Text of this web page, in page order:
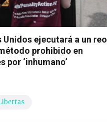
Unidos ejecutará a un reo
prohibido en
por ‘inhumano’